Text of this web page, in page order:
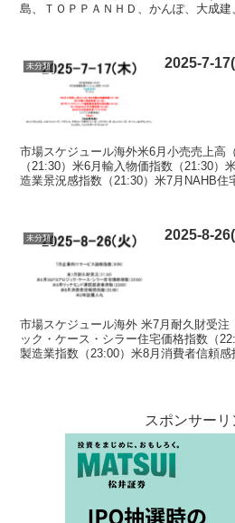
島、ＴＯＰＰＡＮＨＤ、かんぽ、大成建
未分類 2025-7-
市場スケジュール海外米6月小売売上高
（21:30）米6月輸入物価指数（21:30）
造業景況感指数（21:30）米7月NAHB住
未分類 2025-8-
市場スケジュール海外 米7月耐久財受注
ック・ケース・シラー住宅価格指数（
製造業指数（23:00）米8月消費者信頼感
スポンサーリ